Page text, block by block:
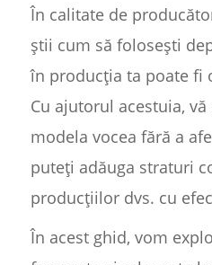
În calitate de
știi cum să folosești
în producția ta poate fi
Cu ajutorul acestuia,
modela vocea fără a
puteți adăuga straturi
producțiilor dvs. cu
În acest ghid, vom